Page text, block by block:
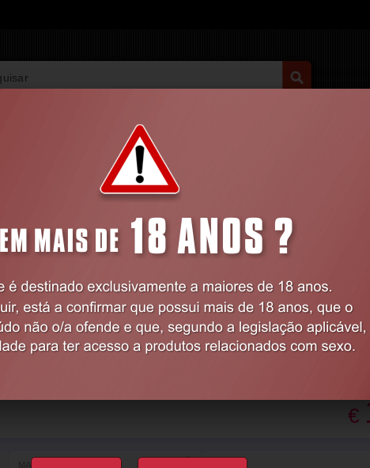
LINGERIE
Dildos e Plugs
DILDO REALISTA ARMANDO FLESH 21 CM
Código:EX55487
€